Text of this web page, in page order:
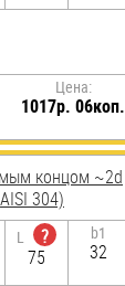
Цена:
1017р. 06коп.
концом ~2d
304)
L
?
75
b1
32